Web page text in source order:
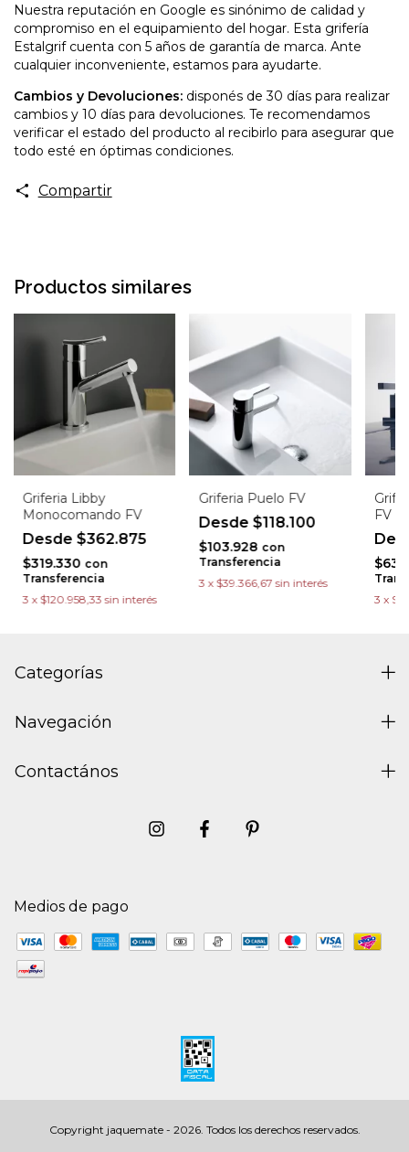
Nuestra reputación en Google es sinónimo de calidad y
compromiso en el equipamiento del hogar. Esta grifería
Estalgrif cuenta con 5 años de garantía de marca. Ante
cualquier inconveniente, estamos para ayudarte.
Cambios y Devoluciones: disponés de 30 días para realizar
cambios y 10 días para devoluciones. Te recomendamos
verificar el estado del producto al recibirlo para asegurar que
todo esté en óptimas condiciones.
Compartir
Productos similares
Griferia Libby
Monocomando FV
$362.875
$319.330 con
Transferencia
3 x $120.958,33 sin interés
Griferia Puelo FV
$118.100
$103.928 con
Transferencia
3 x $39.366,67 sin interés
FV
3 x
Categorías
Navegación
Contactános
Medios de pago
Copyright jaquemate - 2026. Todos los derechos reservados.